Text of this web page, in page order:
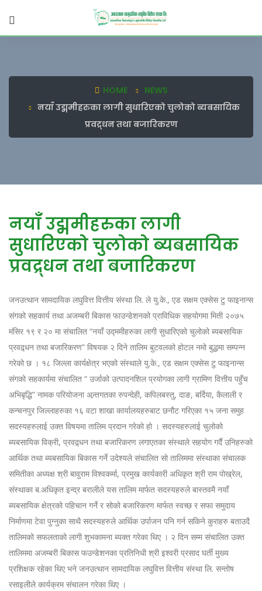
HOME
NEWS
नयाँ उद्ममीहरुका लागी सुधारिएको चुलोको ब्यबसायिक
प्रवद्र्धन तथा बजारिकरण
नयाँ उद्ममीहरुका लागी
सुधारिएको चुलोको ब्यबसायिक
प्रवद्र्धन तथा बजारिकरण
जनउत्थान सामदायिक लघुवित्त वित्तीय संस्था लि. ले यु.के., एड सक्षम एक्सेस टु फाइनान्स
संगको सहकार्य तथा अजम्बरी बिकास फाउन्डेशनको प्राविधिक सहयोगमा मिती २०७५
मंसिर १९ र २० मा संचालित “नयाँ उद्ममीहरुका लागी सुधारिएको चुलोको ब्यबसायिक
प्रवद्र्धन तथा बजारिकरण” विषयक २ दिने तालिम बुटवलको होटल नमो बुद्धमा सम्पन्न
गरेको छ । १८ जिल्ला कार्यक्षेत्र भएको संस्थाले यु.के., एड सक्षम एक्सेस टु फाइनान्स
संगको सहकार्यमा संचालित “ उर्जाको उत्पादनशिल प्रयोगका लागी ग्रामिण वित्तीय पहुँच
अभिबृद्धि” नामक परियोजना अन्र्तगतका रुपन्देही, कपिलबस्तु, दाङ, बर्दिया, कैलाली र
कन्चनपुर जिल्लाहरुका १६ वटा शाखा कार्यालयहरुबाट छनौट गरिएका १५ जना समुह
सदस्यहरुलाई उक्त विषयमा तालिम प्रदान गरेको हो । सदस्यहरुलाई चुलोको
ब्यबसायिक विक्री, प्रवद्र्धन तथा बजारिकरण लगाएतका संस्थाले सहयोग गर्दै उनिहरुको
आर्थिक तथा ब्यबसायिक बिकास गर्ने उदेश्यले संचालित सो तालिममा संस्थाका संचालक
समितीका अध्यक्ष श्री बावुराम विश्वकर्मा, प्रमुख कार्यकारी अधिकृत श्री राम पोख्रेल,
संस्थाका ब.अधिकृत इन्द्र बरालीले यस तालिम मार्फत सदस्यहरुले बास्तवमै नयाँ
ब्यबसायिक क्षेत्रको पहिचान गर्ने र सोको बजारिकरण मार्फत स्वच्छ र सफा समुदाय
निर्माणमा टेवा पुग्नुका साथै सदस्यहरुले आर्थिक उर्पाजन पनि गर्न सकिने कुराहरु बताउदै
तालिमको सफलताको लागी शुभकामना ब्यक्त गरेका थिए । २ दिन सम्म संचालित उक्त
तालिममा अजम्बरी बिकास फउन्डेशनका प्रतिनिधी श्री इश्वरी प्रसाद घर्ती मुख्य
प्रशिक्षक रहेका थिए भने जनउत्थान सामदायिक लघुवित्त वित्तीय संस्था लि. सन्तोष
रसाइलीले कार्यक्रम संचालन गरेका थिए ।